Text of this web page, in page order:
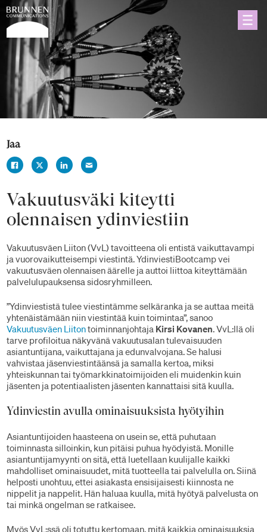
Jaa
Vakuutusväki kiteytti
olennaisen ydinviestiin
Vakuutusväen Liiton (VvL) tavoitteena oli entistä vaikuttavampi
ja vuorovaikutteisempi viestintä. YdinviestiBootcamp vei
vakuutusväen olennaisen äärelle ja auttoi liittoa kiteyttämään
palvelulupauksensa sidosryhmilleen.
”Ydinviestistä tulee viestintämme selkäranka ja se auttaa meitä
yhtenäistämään niin viestintää kuin toimintaa”, sanoo
Vakuutusväen Liitontoiminnanjohtaja Kirsi Kovanen. VvL:llä oli
tarve profiloitua näkyvänä vakuutusalan tulevaisuuden
asiantuntijana, vaikuttajana ja edunvalvojana. Se halusi
vahvistaa jäsenviestintäänsä ja samalla kertoa, miksi
yhteiskunnan tai työmarkkinatoimijoiden eli muidenkin kuin
jäsenten ja potentiaalisten jäsenten kannattaisi sitä kuulla.
Ydinviestin avulla ominaisuuksista hyötyihin
Asiantuntijoiden haasteena on usein se, että puhutaan
toiminnasta silloinkin, kun pitäisi puhua hyödyistä. Monille
asiantuntijamyynti on sitä, että luetellaan kuulijalle kaikki
mahdolliset ominaisuudet, mitä tuotteella tai palvelulla on. Siinä
helposti unohtuu, ettei asiakasta ensisijaisesti kiinnosta ne
nippelit ja nappelit. Hän haluaa kuulla, mitä hyötyä palvelusta on
tai minkä ongelman se ratkaisee.
Myös VvL:ssä oli totuttu kertomaan, mitä kaikkia ominaisuuksia